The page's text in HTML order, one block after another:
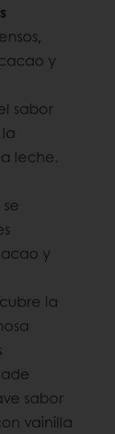
y
sabor
leche.
y
la
sabor
vainilla